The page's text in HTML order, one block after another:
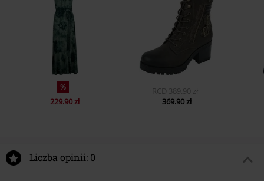
%
229.90 zł
RCD 389.90 zł
369.90 zł
Liczba opinii: 0